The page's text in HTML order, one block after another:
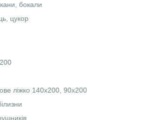
бокали
цукор
ліжко 140х200, 90х200